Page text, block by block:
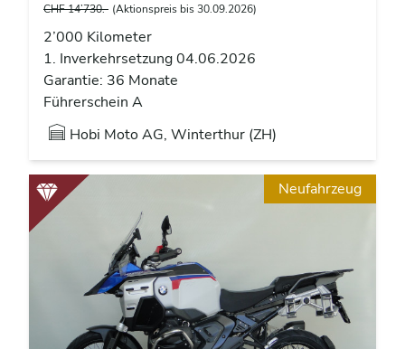
CHF 14’730.- (Aktionspreis bis 30.09.2026)
2’000 Kilometer
1. Inverkehrsetzung 04.06.2026
Garantie: 36 Monate
Führerschein A
Hobi Moto AG, Winterthur (ZH)
Neufahrzeug